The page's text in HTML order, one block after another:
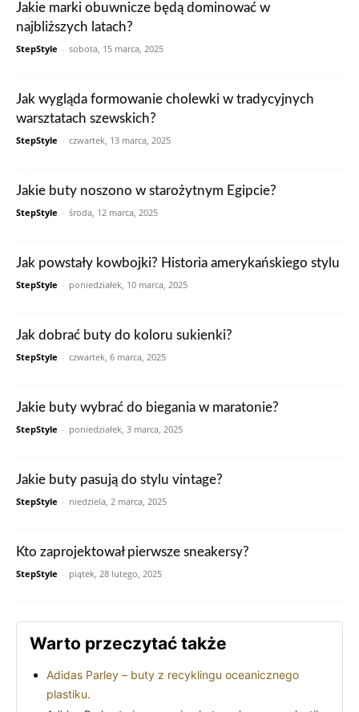
Jakie marki obuwnicze będą dominować w
najbliższych latach?
StepStyle - sobota, 15 marca, 2025
Jak wygląda formowanie cholewki w tradycyjnych
warsztatach szewskich?
StepStyle - czwartek, 13 marca, 2025
Jakie buty noszono w starożytnym Egipcie?
StepStyle - środa, 12 marca, 2025
Jak powstały kowbojki? Historia amerykańskiego stylu
StepStyle - poniedziałek, 10 marca, 2025
Jak dobrać buty do koloru sukienki?
StepStyle - czwartek, 6 marca, 2025
Jakie buty wybrać do biegania w maratonie?
StepStyle - poniedziałek, 3 marca, 2025
Jakie buty pasują do stylu vintage?
StepStyle - niedziela, 2 marca, 2025
Kto zaprojektował pierwsze sneakersy?
StepStyle - piątek, 28 lutego, 2025
Warto przeczytać także
Adidas Parley – buty z recyklingu oceanicznego
plastiku.